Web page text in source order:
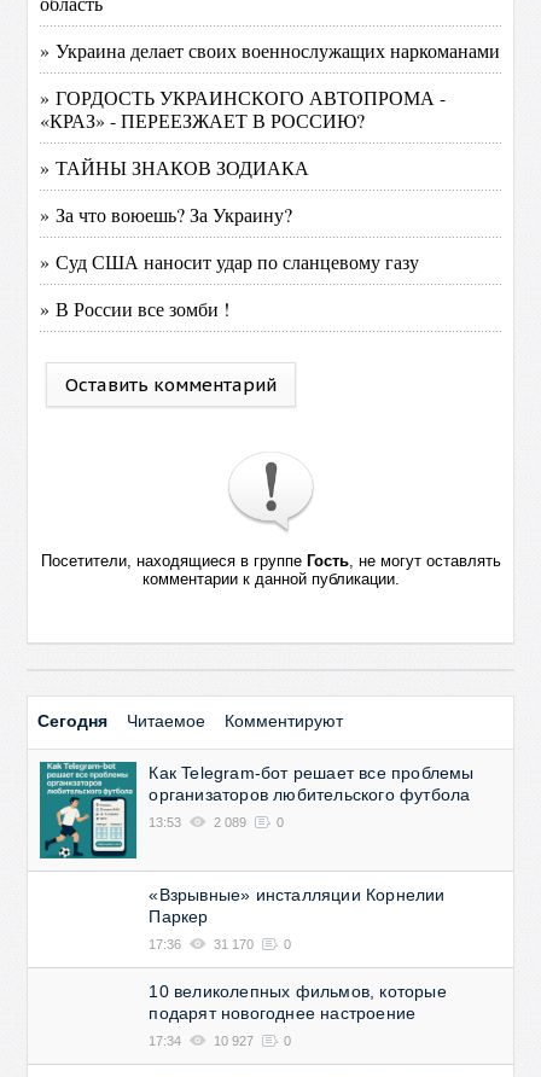
» Украина делает своих военнослужащих наркоманами
» ГОРДОСТЬ УКРАИНСКОГО АВТОПРОМА -
«КРАЗ» - ПЕРЕЕЗЖАЕТ В РОССИЮ?
» ТАЙНЫ ЗНАКОВ ЗОДИАКА
» За что воюешь? За Украину?
» Суд США наносит удар по сланцевому газу
» В России все зомби !
Оставить комментарий
Посетители, находящиеся в группе Гость, не могут оставлять
комментарии к данной публикации.
Сегодня Читаемое Комментируют
Как Telegram-бот решает все проблемы
организаторов любительского футбола
13:53 2 089 0
«Взрывные» инсталляции Корнелии
Паркер
17:36 31 170 0
10 великолепных фильмов, которые
подарят новогоднее настроение
17:34 10 927 0